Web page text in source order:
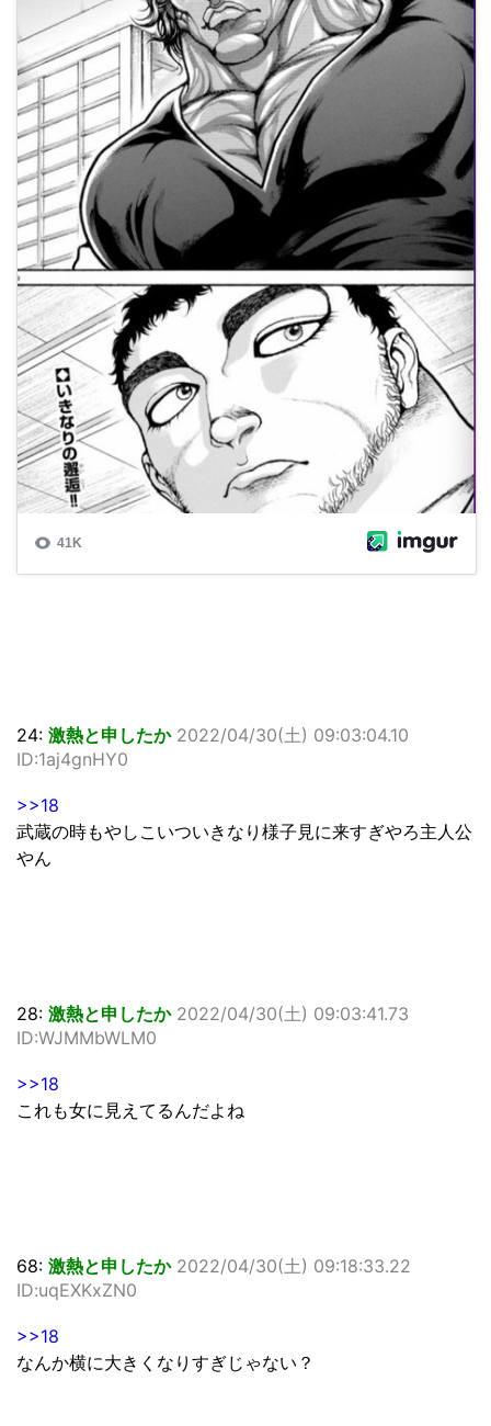
24: 激熱と申したか 2022/04/30(土) 09:03:04.10
ID:1aj4gnHY0
>>18
武蔵の時もやしこいついきなり様子見に来すぎやろ主人公
やん
28: 激熱と申したか 2022/04/30(土) 09:03:41.73
ID:WJMMbWLM0
>>18
これも女に見えてるんだよね
68: 激熱と申したか 2022/04/30(土) 09:18:33.22
ID:uqEXKxZN0
>>18
なんか横に大きくなりすぎじゃない？